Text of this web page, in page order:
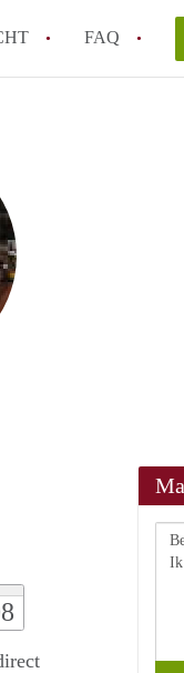
FAQ
te reageren op een
van
bemiddelingsvergoeding?
verantwoordelijk voor
in Nijmegen?